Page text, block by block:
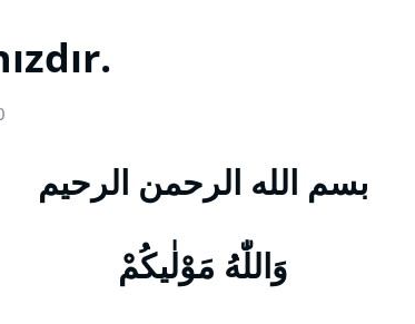
بسم الله الرحمن الرحيم
وَاللّٰهُ مَوْلٰيكُمْ